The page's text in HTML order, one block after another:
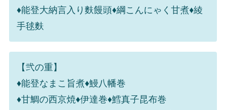
♦能登大納言入り麩饅頭♦綱こんにゃく甘煮♦綾
手毬麩
【弐の重】
♦能登なまこ旨煮♦鰻八幡巻
♦甘鯛の西京焼♦伊達巻♦鱈真子昆布巻